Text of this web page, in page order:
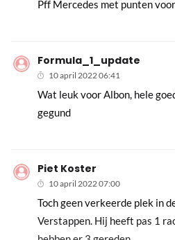
Pff Mercedes met punten
Formula_1_update
10 april 2022 06:41
Wat leuk voor Albon, hele
gegund
Piet Koster
10 april 2022 07:00
Toch geen verkeerde plek in
Verstappen. Hij heeft pas 1